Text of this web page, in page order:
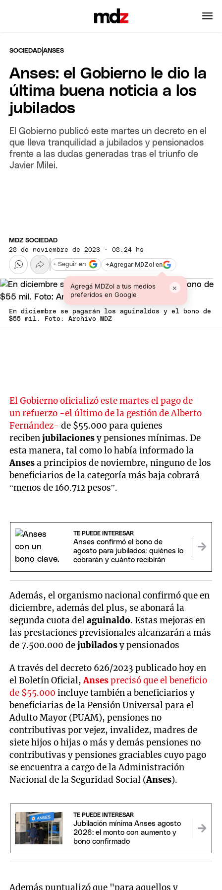
SOCIEDAD |ANSES
Anses: el Gobierno le dio la
última buena noticia a los
jubilados
El Gobierno publicó este martes un decreto en el
que lleva tranquilidad a jubilados y pensionados
frente a las dudas generadas tras el triunfo de
Javier Milei.
MDZ SOCIEDAD
28 de noviembre de 2023 · 08:24 hs
+Agregar MDZol en
Agregá MDZol a tus medios
preferidos en Google
×
+ Seguir en
En diciembre se pagarán los aguinaldos y el bono de
$55 mil. Foto: Archivo MDZ
El Gobierno oficializó este martes el pago de
un refuerzo -el último de la gestión de Alberto
Fernández-de $55.000 para quienes
recibenjubilacionesy pensiones mínimas. De
esta manera, tal como lo había informado la
Ansesa principios de noviembre, ninguno de los
beneficiarios de la categoría más baja cobrará
“menos de 160.712 pesos”.
TE PUEDE INTERESAR
Anses confirmó el bono de
agosto para jubilados: quiénes lo
cobrarán y cuánto recibirán
Además, el organismo nacional confirmó que en
diciembre, además del plus, se abonará la
segunda cuota delaguinaldo. Estas mejoras en
las prestaciones previsionales alcanzarán a más
de 7.500.000 dejubiladosy pensionados
A través del decreto 626/2023 publicado hoy en
el Boletín Oficial, Ansesprecisó que el beneficio
de $55.000 incluye también a beneficiarios y
beneficiarias de la Pensión Universal para el
Adulto Mayor (PUAM), pensiones no
contributivas por vejez, invalidez, madres de
siete hijos o hijas o más y demás pensiones no
contributivas y pensiones graciables cuyo pago
se encuentra a cargo de la Administración
Nacional de la Seguridad Social (Anses).
TE PUEDE INTERESAR
Jubilación mínima Anses agosto
2026: el monto con aumento y
bono confirmado
Además puntualizó que "para aquellos y